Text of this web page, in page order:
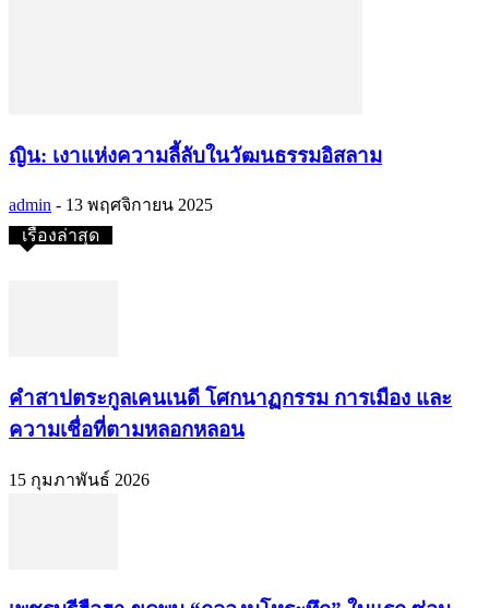
ญิน: เงาแห่งความลี้ลับในวัฒนธรรมอิสลาม
admin - 13 พฤศจิกายน 2025
เรื่องล่าสุด
คำสาปตระกูลเคนเนดี โศกนาฏกรรม การเมือง และ
ความเชื่อที่ตามหลอกหลอน
15 กุมภาพันธ์ 2026